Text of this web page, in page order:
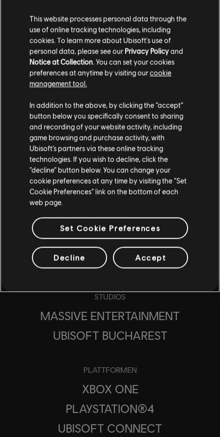
STAUBSTURM-EVENT:
SPIELE „DIE WARLORDS
VON NEW YORK“ BIS ZUM
11. AUGUST KOSTENLOS
MEHR ERFAHREN
STUDIOS
MASSIVE ENTERTAINMENT
UBISOFT BUCHAREST
PLATTFORMEN
XBOX ONE
PLAYSTATION®4
UBISOFT CONNECT
This website processes personal data through the
use of online tracking technologies, including
cookies. To learn more about Ubisoft's use of
personal data, please see our Privacy Policyand
Notice at Collection. You can set your cookies
preferences at anytime by visiting ourcookie
management tool.
In addition to the above, by clicking the “accept”
button below you specifically consent to sharing
and recording of your website activity, including
game browsing and purchase activity, with
Ubisoft’s partners via these online tracking
technologies. If you wish to decline, click the
“decline” button below. You can change your
cookie preferences at any time by visiting the “Set
Cookie Preferences” link on the bottom of each
web page.
Set Cookie Preferences
Decline Accept